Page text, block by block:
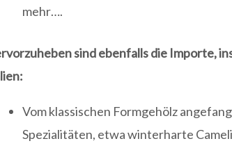
mehr….
sind ebenfalls die Importe,
Vom klassischen Formgehölz
Spezialitäten, etwa winterharte